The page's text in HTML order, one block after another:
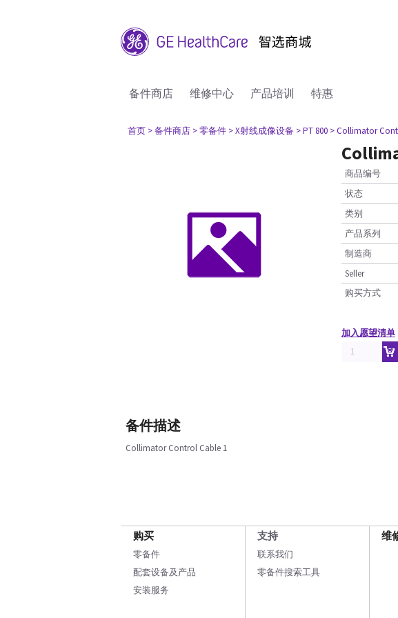
备件商店 维修中心 产品培训 特惠
首页 > 备件商店 > 零备件 > X射线成像设备 > PT 800 > Collimator
商品编号
状态
类别
产品系列
制造商
Seller
购买方式
加入愿望清单
备件描述
Collimator Control Cable 1
购买
零备件
配套设备及产品
安装服务
支持
联系我们
零备件搜索工具
维